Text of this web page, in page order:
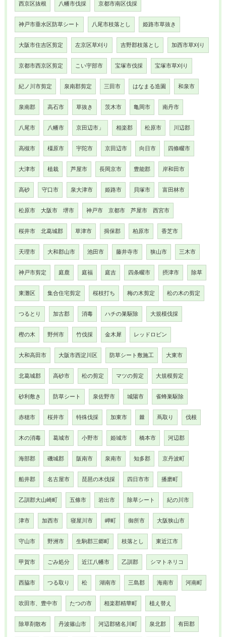
西京区抜根 八幡市伐採 京都市南区伐採
神戸市垂水区防草シート 八尾市枝落とし 姫路市草抜き
大阪市住吉区剪定 左京区草刈り 吉野郡枝落とし 加西市草刈り
京都市西京区剪定 こい宇部市 宝塚市伐採 宝塚市草刈り
紀ノ川市剪定 泉南郡剪定 三田市 はなまる造園 和泉市
泉南郡 高石市 草抜き 茨木市 亀岡市 南丹市
八尾市 八幡市 京田辺市」 相楽郡 松原市 川辺郡
高槻市 橿原市 宇陀市 京田辺市 向日市 四條畷市
大津市 植栽 芦屋市 長岡京市 豊能郡 岸和田市
高砂 守口市 泉大津市 姫路市 貝塚市 富田林市
松原市 大阪市 堺市 神戸市 京都市 芦屋市 西宮市
桜井市 北葛城郡 草津市 揖保郡 柏原市 香芝市
天理市 大和郡山市 池田市 藤井寺市 狭山市 三木市
神戸市剪定 庭鹿 庭福 庭吉 四条畷市 摂津市 除草
東灘区 集合住宅剪定 桜枝打ち 梅の木剪定 松の木の剪定
つるとり 加古郡 消毒 ハチの巣駆除 大規模伐採
樫の木 野州市 竹伐採 金木犀 レッドロビン
大和高田市 大阪市西淀川区 防草シート敷施工 大東市
北葛城郡 高砂市 松の剪定 マツの剪定 大規模剪定
砂利敷き 防草シート 泉佐野市 城陽市 雀蜂巣駆除
赤穂市 桜井市 特殊伐採 加東市 棘 蔦取り 伐根
木の消毒 葛城市 小野市 姫城市 橋本市 河辺郡
海部郡 磯城郡 阪南市 泉南市 知多郡 京丹波町
船井郡 名古屋市 琵琶の木伐採 四日市市 播磨町
乙訓郡大山崎町 五條市 岩出市 除草シート 紀の川市
津市 加西市 寝屋川市 岬町 御所市 大阪狭山市
守山市 野洲市 生駒郡三郷町 枝落とし 東近江市
甲賀市 ごみ処分 近江八幡市 乙訓郡 シマトネリコ
西脇市 つる取り 松 湖南市 三島郡 海南市 河南町
吹田市、豊中市 たつの市 相楽郡精華町 植え替え
除草剤散布 丹波篠山市 河辺郡猪名川町 泉北郡 有田郡